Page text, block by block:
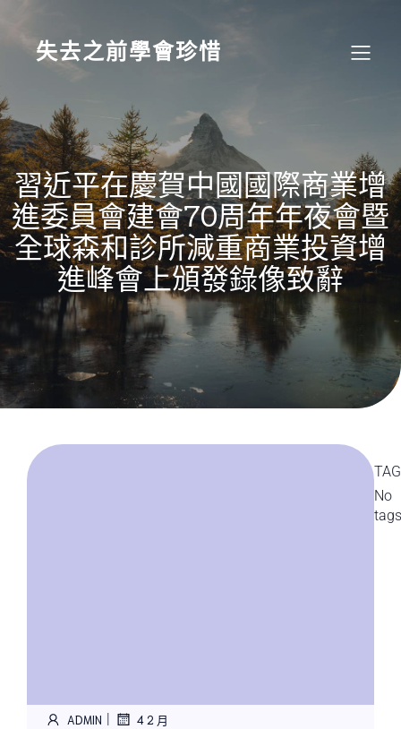
content
失去之前學會珍惜
習近平在慶賀中國國際商業增
進委員會建會70周年年夜會暨
全球森和診所減重商業投資增
進峰會上頒發錄像致辭
ADMIN | 4 2 月
No
tags